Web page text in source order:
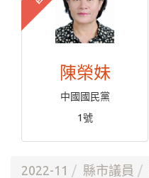
陳榮妹
中國國民黨
1號
2022-11 縣市議員